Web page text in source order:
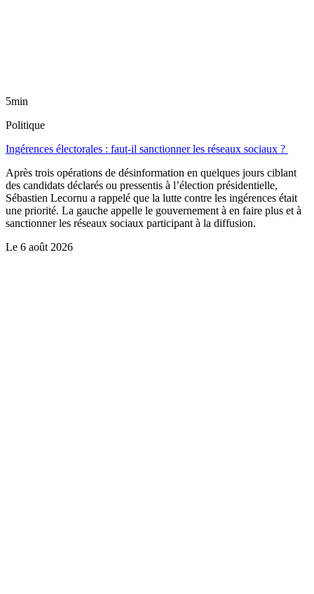
5min
Politique
Ingérences électorales : faut-il sanctionner les réseaux sociaux ?
Après trois opérations de désinformation en quelques jours ciblant
des candidats déclarés ou pressentis à l’élection présidentielle,
Sébastien Lecornu a rappelé que la lutte contre les ingérences était
une priorité. La gauche appelle le gouvernement à en faire plus et à
sanctionner les réseaux sociaux participant à la diffusion.
Le 6 août 2026